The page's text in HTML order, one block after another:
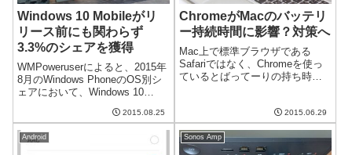
Windows 10 Mobileがリ
リース前にも関わらず
3.3%のシェアを獲得
WMPoweruserによると、2015年
8月のWindows PhoneのOS別シ
ェアにおいて、Windows 10
たそうです。でも、まだ
Windows 10 Mobileってリリース
前でベータ版な...
2015.08.25
ChromeがMacのバッテリ
ー持続時間に影響？対策へ
Mac上で標準ブラウザである
Safariではなく、Chromeを使っ
ているとばってーりの持ち時間
うか？Googleはすでに問題を認
識Google+に投稿されている
Chrome開発者の...
2015.06.29
Android Sonos Amp